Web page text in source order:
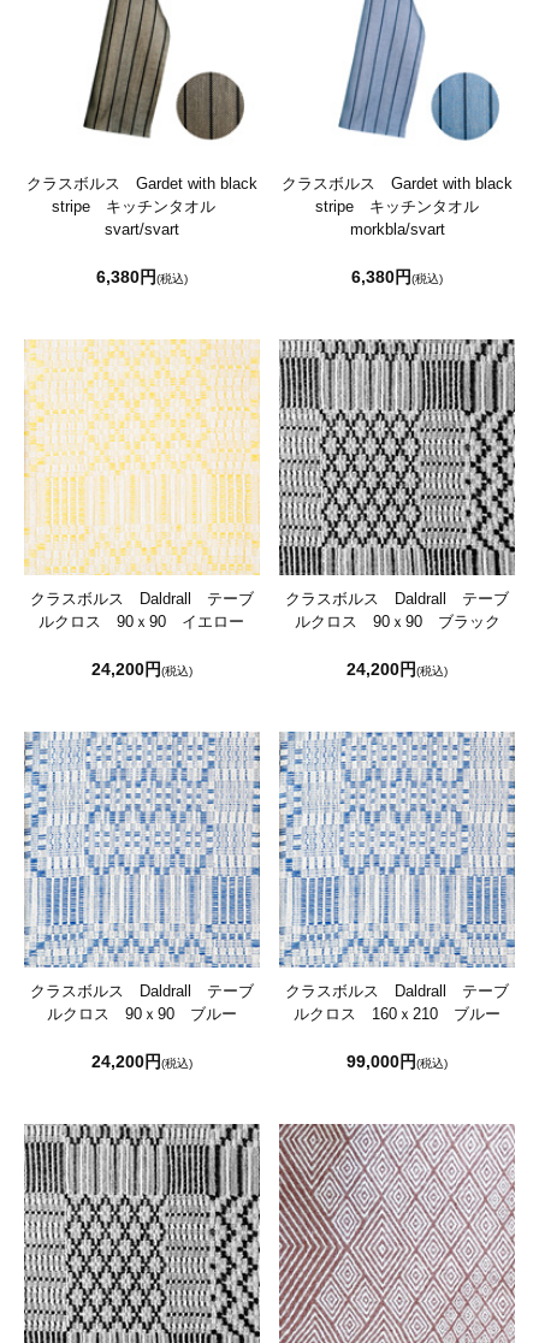
クラスボルス Gardet with black
stripe キッチンタオル
svart/svart
6,380円(税込)
クラスボルス Gardet with black
stripe キッチンタオル
morkbla/svart
6,380円(税込)
クラスボルス Daldrall テーブ
ルクロス 90ｘ90 イエロー
24,200円(税込)
クラスボルス Daldrall テーブ
ルクロス 90ｘ90 ブラック
24,200円(税込)
クラスボルス Daldrall テーブ
ルクロス 90ｘ90 ブルー
24,200円(税込)
クラスボルス Daldrall テーブ
ルクロス 160ｘ210 ブルー
99,000円(税込)